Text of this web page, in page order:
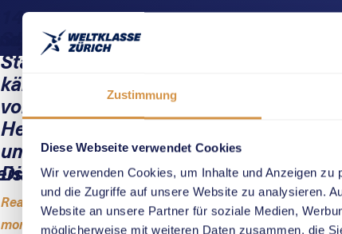
Zustimmung
Diese Webseite verwendet Cookies
Wir verwenden Cookies, um Inhalte und Anzeigen
und die Zugriffe auf unsere Website zu analysieren.
Website an unsere Partner für soziale Medien,
möglicherweise mit weiteren Daten zusammen, die
14
Schweizer
Stars
kämpfen
vor
Heimpublikum
um
Diamanten
Read
more